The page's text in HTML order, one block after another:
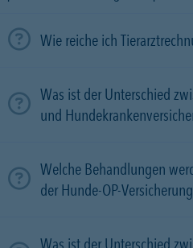
Wie reiche ich
Was ist der Unterschied
und
Welche Behandlungen
der Hunde-OP-
Was ist der Unterschied